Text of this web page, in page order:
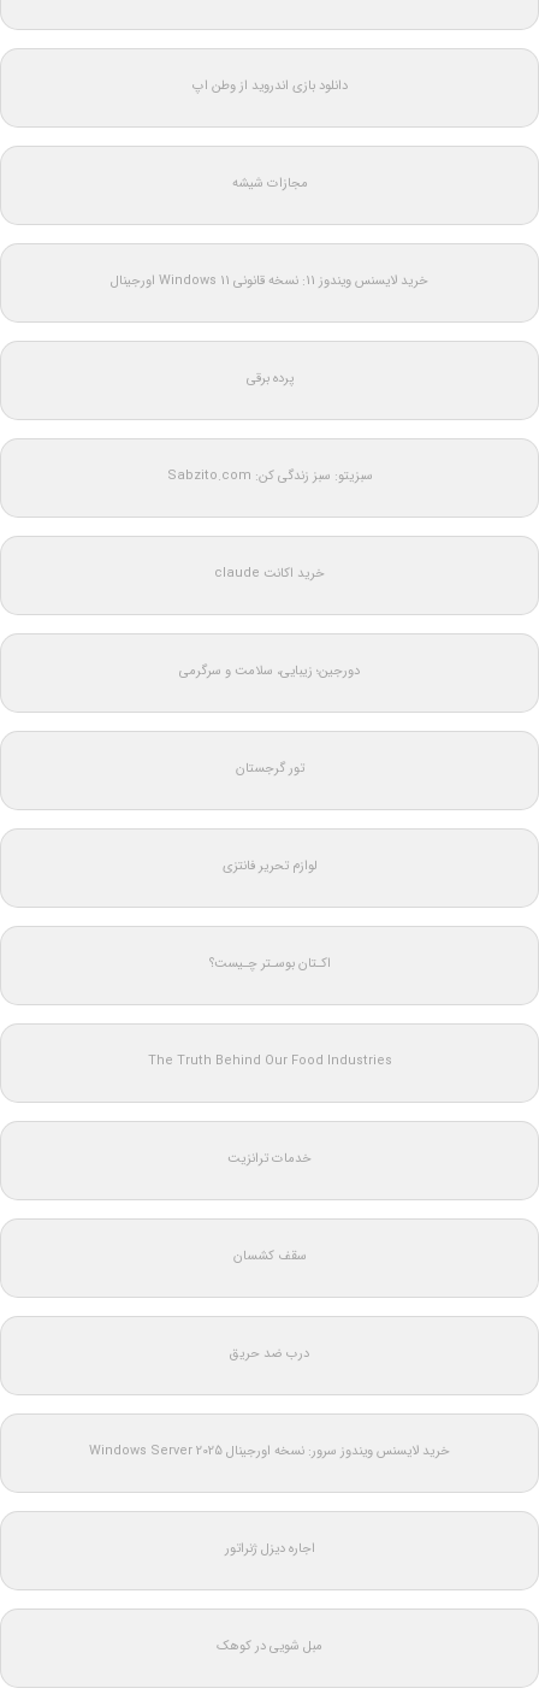
دانلود بازی اندروید از وطن اپ
مجازات شیشه
خرید لایسنس ویندوز 11: نسخه قانونی Windows 11 اورجینال
پرده برقی
سبزیتو: سبز زندگی کن: Sabzito.com
خرید اکانت claude
دورجین؛ زیبایی، سلامت و سرگرمی
تور گرجستان
لوازم تحریر فانتزی
اکـتان بوسـتر چـیست؟
The Truth Behind Our Food Industries
خدمات ترانزیت
سقف کشسان
درب ضد حریق
خرید لایسنس ویندوز سرور: نسخه اورجینال Windows Server 2025
اجاره دیزل ژنراتور
مبل شویی در کوهک